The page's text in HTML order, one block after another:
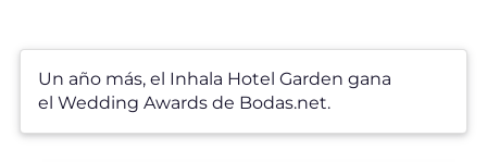
Un año más, el Inhala Hotel Garden gana
el Wedding Awards de Bodas.net.